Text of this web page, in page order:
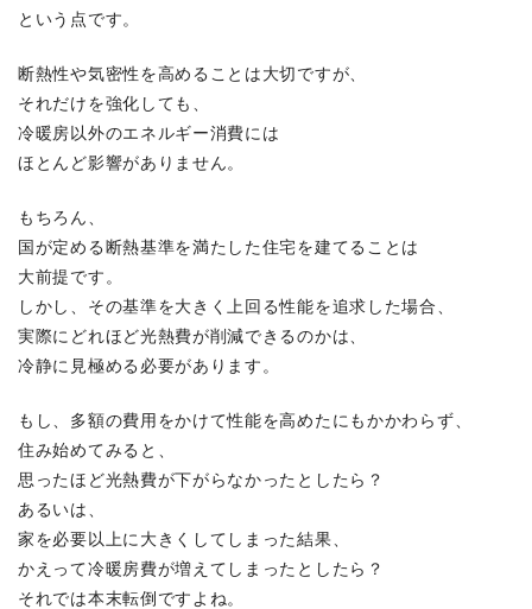
という点です。
断熱性や気密性を高めることは大切ですが、
それだけを強化しても、
冷暖房以外のエネルギー消費には
ほとんど影響がありません。
もちろん、
国が定める断熱基準を満たした住宅を建てることは
大前提です。
しかし、その基準を大きく上回る性能を追求した場合、
実際にどれほど光熱費が削減できるのかは、
冷静に見極める必要があります。
もし、多額の費用をかけて性能を高めたにもかかわらず、
住み始めてみると、
思ったほど光熱費が下がらなかったとしたら？
あるいは、
家を必要以上に大きくしてしまった結果、
かえって冷暖房費が増えてしまったとしたら？
それでは本末転倒ですよね。